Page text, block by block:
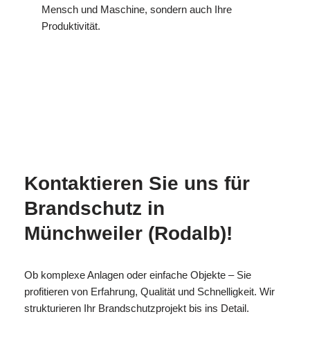
Mensch und Maschine, sondern auch Ihre
Produktivität.
Kontaktieren Sie uns für
Brandschutz in
Münchweiler (Rodalb)!
Ob komplexe Anlagen oder einfache Objekte – Sie
profitieren von Erfahrung, Qualität und Schnelligkeit. Wir
strukturieren Ihr Brandschutzprojekt bis ins Detail.